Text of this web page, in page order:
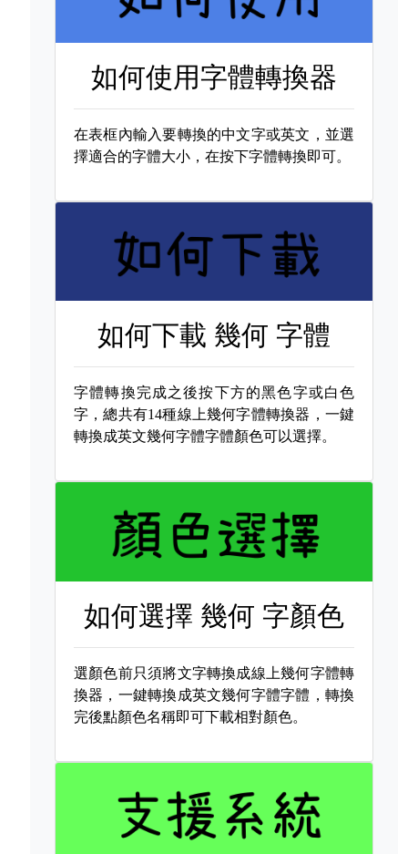
如何使用字體轉換器
在表框內輸入要轉換的中文字或英文，並選
擇適合的字體大小，在按下字體轉換即可。
如何下載 幾何 字體
字體轉換完成之後按下方的黑色字或白色
字，總共有14種線上幾何字體轉換器，一鍵
轉換成英文幾何字體字體顏色可以選擇。
如何選擇 幾何 字顏色
選顏色前只須將文字轉換成線上幾何字體轉
換器，一鍵轉換成英文幾何字體字體，轉換
完後點顏色名稱即可下載相對顏色。